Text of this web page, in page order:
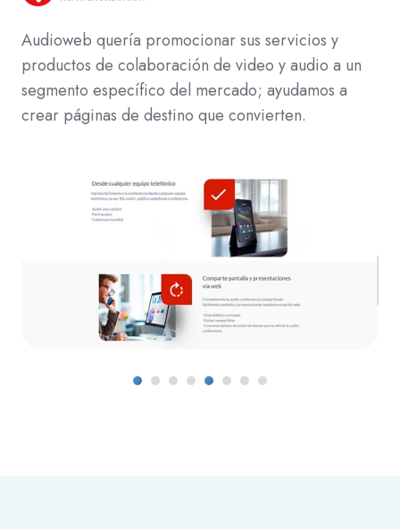
Audioweb quería promocionar sus servicios y
productos de colaboración de video y audio a un
segmento específico del mercado; ayudamos a
crear páginas de destino que convierten.